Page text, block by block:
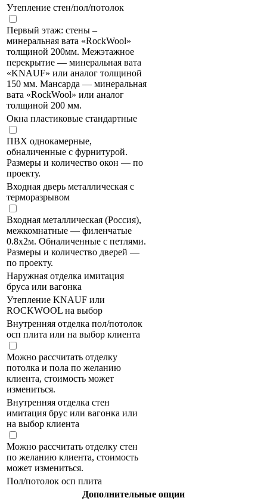
Утепление стен/пол/потолок
Первый этаж: стены –
минеральная вата «RockWool»
толщиной 200мм. Межэтажное
перекрытие — минеральная вата
«KNAUF» или аналог толщиной
150 мм. Мансарда — минеральная
вата «RockWool» или аналог
толщиной 200 мм.
Окна пластиковые стандартные
ПВХ однокамерные,
обналиченные с фурнитурой.
Размеры и количество окон — по
проекту.
Входная дверь металлическая с
терморазрывом
Входная металлическая (Россия),
межкомнатные — филенчатые
0.8х2м. Обналиченные с петлями.
Размеры и количество дверей —
по проекту.
Наружная отделка имитация
бруса или вагонка
Утепление KNAUF или
ROCKWOOL на выбор
Внутренняя отделка пол/потолок
осп плита или на выбор клиента
Можно рассчитать отделку
потолка и пола по желанию
клиента, стоимость может
измениться.
Внутренняя отделка стен
имитация брус или вагонка или
на выбор клиента
Можно рассчитать отделку стен
по желанию клиента, стоимость
может измениться.
Пол/потолок осп плита
Дополнительные опции